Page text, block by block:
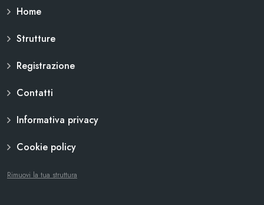
Home
Strutture
Registrazione
Contatti
Informativa privacy
Cookie policy
Rimuovi la tua struttura